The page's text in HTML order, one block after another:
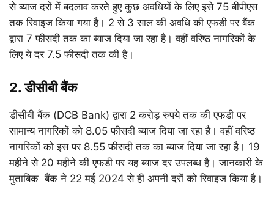
से ब्याज दरों में बदलाव करते हुए कुछ अवधियों के लिए इसे 75 बीपीएस
तक रिवाइज किया गया है। 2 से 3 साल की अवधि की एफडी पर बैंक
द्वारा 7 फीसदी तक का ब्याज दिया जा रहा है। वहीं वरिष्ठ नागरिकों के
लिए ये दर 7.5 फीसदी तक की है।
2. डीसीबी बैंक
डीसीबी बैंक (DCB Bank) द्वारा 2 करोड़ रुपये तक की एफडी पर
सामान्य नागरिकों को 8.05 फीसदी ब्याज दिया जा रहा है। वहीं वरिष्ठ
नागरिकों को इस पर 8.55 फीसदी तक का ब्याज दिया जा रहा है। 19
महीने से 20 महीने की एफडी पर यह ब्याज दर उपलब्ध है। जानकारी के
मुताबिक बैंक ने 22 मई 2024 से ही अपनी दरों को रिवाइज किया है।